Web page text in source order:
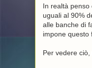
In realtà
uguali al 90%
alle banche di
impone questo
Per vedere